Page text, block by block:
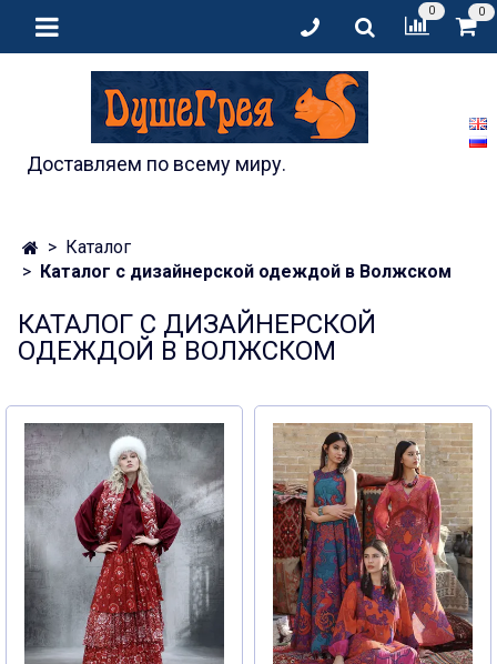
0 0
Доставляем по всему миру.
Каталог
Каталог с дизайнерской одеждой в Волжском
КАТАЛОГ С ДИЗАЙНЕРСКОЙ
ОДЕЖДОЙ В ВОЛЖСКОМ